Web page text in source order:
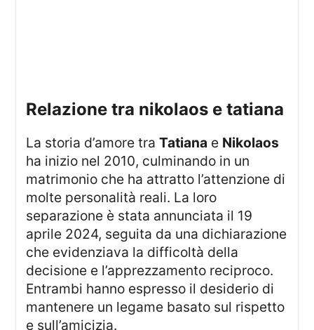
relazione tra nikolaos e tatiana
La storia d’amore traTatiana e Nikolaos
ha inizio nel 2010, culminando in un
matrimonio che ha attratto l’attenzione di
molte personalità reali. La loro
separazione è stata annunciata il 19
aprile 2024, seguita da una dichiarazione
che evidenziava la difficoltà della
decisione e l’apprezzamento reciproco.
Entrambi hanno espresso il desiderio di
mantenere un legame basato sul rispetto
e sull’amicizia.